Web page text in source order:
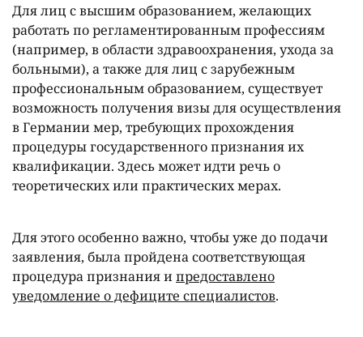
Для лиц с высшим образованием, желающих
работать по регламентированным профессиям
(например, в области здравоохранения, ухода за
больными), а также для лиц с зарубежным
профессиональным образованием, существует
возможность получения визы для осуществления
в Германии мер, требующих прохождения
процедуры государственного признания их
квалификации. Здесь может идти речь о
теоретических или практических мерах.
Для этого особенно важно, чтобы уже до подачи
заявления, была пройдена соответствующая
процедура признания ипредоставлено
уведомление о дефиците специалистов.